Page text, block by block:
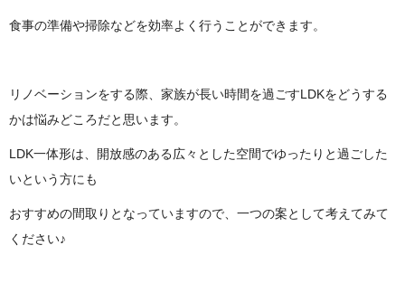
食事の準備や掃除などを効率よく行うことができます。
リノベーションをする際、家族が長い時間を過ごすLDKをどうする
かは悩みどころだと思います。
LDK一体形は、開放感のある広々とした空間でゆったりと過ごした
いという方にも
おすすめの間取りとなっていますので、一つの案として考えてみて
ください♪